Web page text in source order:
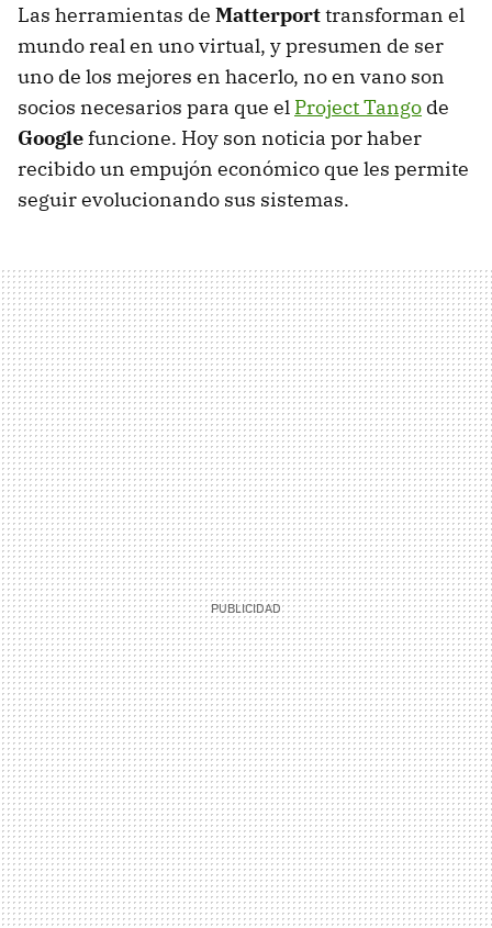
Las herramientas de Matterporttransforman el
mundo real en uno virtual, y presumen de ser
uno de los mejores en hacerlo, no en vano son
socios necesarios para que el Project Tango de
Googlefuncione. Hoy son noticia por haber
recibido un empujón económico que les permite
seguir evolucionando sus sistemas.